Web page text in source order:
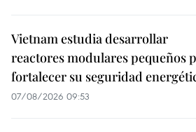
Vietnam estudia desarrollar
reactores modulares pequeños
fortalecer su seguridad
07/08/2026 09:53